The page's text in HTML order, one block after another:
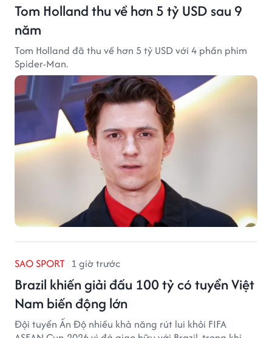
Tom Holland thu về hơn 5 tỷ USD sau 9
năm
Tom Holland đã thu về hơn 5 tỷ USD với 4 phần phim
Spider-Man.
SAO SPORT 1 giờ trước
Brazil khiến giải đấu 100 tỷ có tuyển Việt
Nam biến động lớn
Đội tuyển Ấn Độ nhiều khả năng rút lui khỏi FIFA